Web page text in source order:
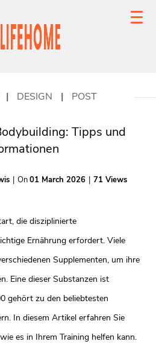
| DESIGN | POST
Tipps und
| On01 March 2026 | 71 Views
die disziplinierte
Ernährung erfordert. Viele
Supplementen, um ihre
Eine dieser Substanzen ist
gehört zu den beliebtesten
In diesem Artikel erfahren Sie
es in Ihrem Training helfen kann.